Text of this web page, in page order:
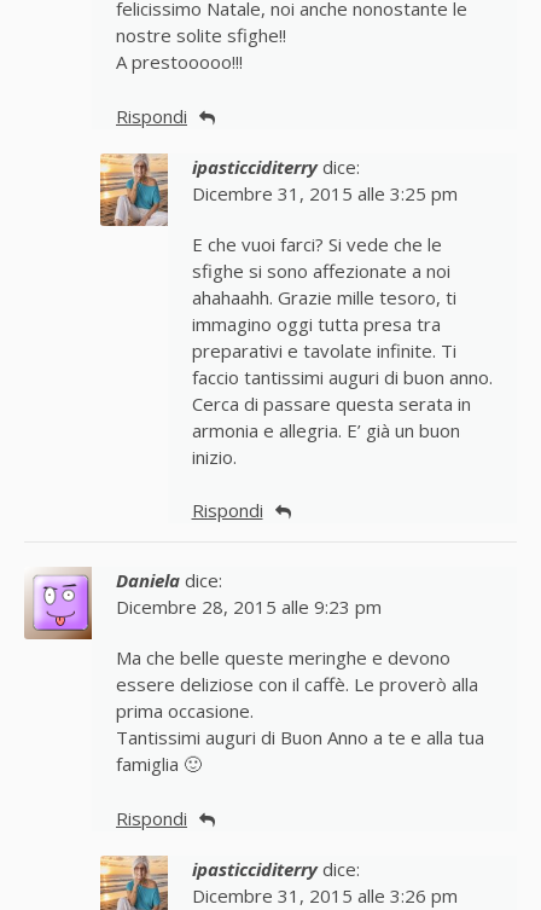
felicissimo Natale, noi anche nonostante le
nostre solite sfighe!!
A prestooooo!!!
Rispondi
ipasticciditerry dice:
Dicembre 31, 2015 alle 3:25 pm
E che vuoi farci? Si vede che le
sfighe si sono affezionate a noi
ahahaahh. Grazie mille tesoro, ti
immagino oggi tutta presa tra
preparativi e tavolate infinite. Ti
faccio tantissimi auguri di buon anno.
Cerca di passare questa serata in
armonia e allegria. E’ già un buon
inizio.
Rispondi
Daniela dice:
Dicembre 28, 2015 alle 9:23 pm
Ma che belle queste meringhe e devono
essere deliziose con il caffè. Le proverò alla
prima occasione.
Tantissimi auguri di Buon Anno a te e alla tua
famiglia 🙂
Rispondi
ipasticciditerry dice:
Dicembre 31, 2015 alle 3:26 pm